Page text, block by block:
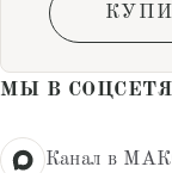
МЫ В
Канал в